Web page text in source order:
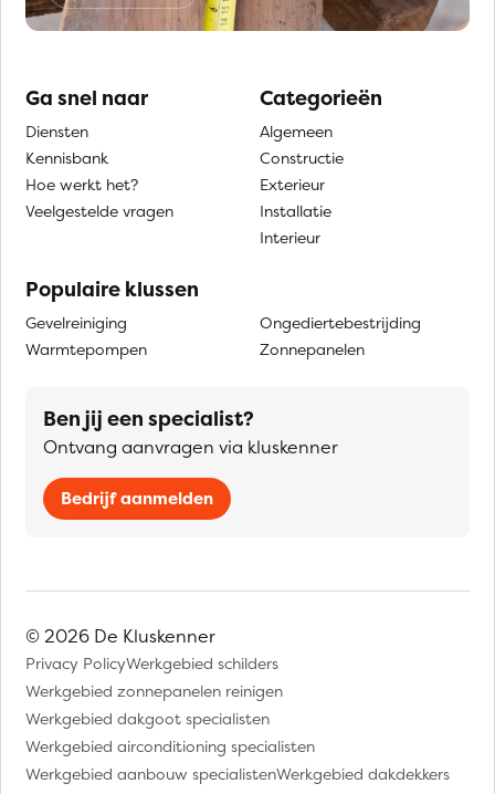
Ga snel naar
Diensten
Kennisbank
Hoe werkt het?
Veelgestelde vragen
Categorieën
Algemeen
Constructie
Exterieur
Installatie
Interieur
Populaire klussen
Gevelreiniging
Warmtepompen
Ongediertebestrijding
Zonnepanelen
Ben jij een specialist?
Ontvang aanvragen via kluskenner
Bedrijf aanmelden
© 2026 De Kluskenner
Privacy PolicyWerkgebied schilders
Werkgebied zonnepanelen reinigen
Werkgebied dakgoot specialisten
Werkgebied airconditioning specialisten
Werkgebied aanbouw specialistenWerkgebied dakdekkers